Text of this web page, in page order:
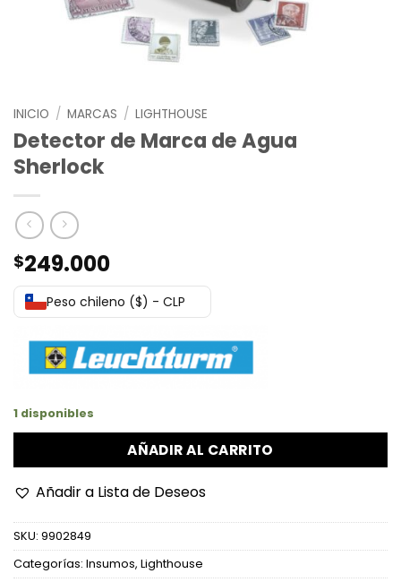
INICIO / MARCAS / LIGHTHOUSE
Detector de Marca de Agua
Sherlock
$249.000
Peso chileno ($) - CLP
1 disponibles
AÑADIR AL CARRITO
Añadir a Lista de Deseos
SKU: 9902849
Categorías: Insumos, Lighthouse